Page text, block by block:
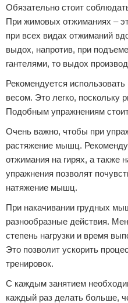
Обязательно стоит
При жимовых отжиманиях –
при всех видах отжиманий
выдох, напротив, при
гантелями, то выдох
Рекомендуется
весом. Это легко, поскольку
Подобным упражнениям
Очень важно, чтобы при
растяжение мышц.
отжимания на гирях, а также
упражнения позволят
натяжение мышц.
При накачивании грудных
разнообразные действия.
степень нагрузки и время
Это позволит ускорить
тренировок.
С каждым занятием
каждый раз делать больше,